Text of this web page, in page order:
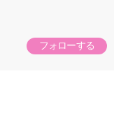
フォローする